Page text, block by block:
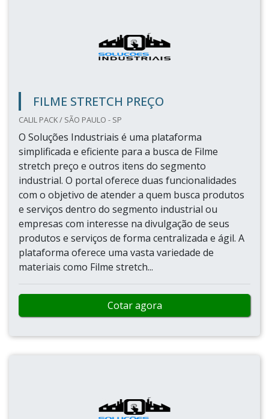
FILME STRETCH PREÇO
CALIL PACK / SÃO PAULO - SP
O Soluções Industriais é uma plataforma
simplificada e eficiente para a busca de Filme
stretch preço e outros itens do segmento
industrial. O portal oferece duas funcionalidades
com o objetivo de atender a quem busca produtos
e serviços dentro do segmento industrial ou
empresas com interesse na divulgação de seus
produtos e serviços de forma centralizada e ágil. A
plataforma oferece uma vasta variedade de
materiais como Filme stretch...
Cotar agora